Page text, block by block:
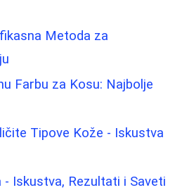
Metoda za
Farbu za Kosu: Najbolje
Tipove Kože - Iskustva
Iskustva, Rezultati i Saveti